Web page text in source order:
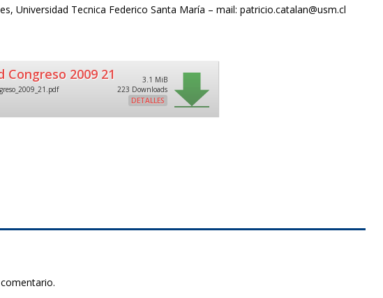
Universidad Tecnica Federico Santa María – mail: patricio.catalan@usm.cl
Congreso 2009 21
3.1 MiB
223 Downloads
DETALLES